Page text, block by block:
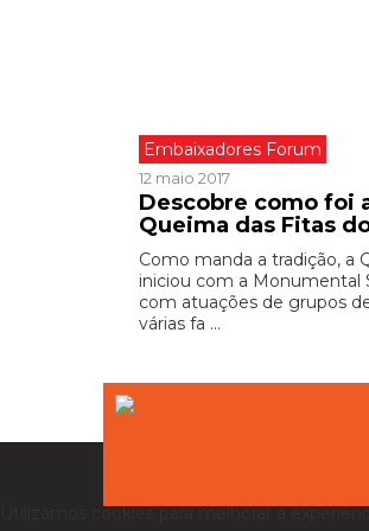
Embaixadores Forum
12 maio 2017
Descobre como foi
Queima das Fitas
Como manda a tradição, a
iniciou com a Monumental
com atuações de grupos
várias fa ...
Utilizamos cookies para melhorar a